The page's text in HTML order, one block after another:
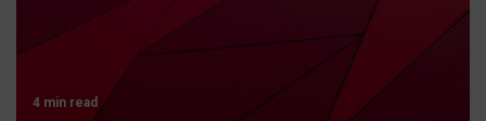
4 min read